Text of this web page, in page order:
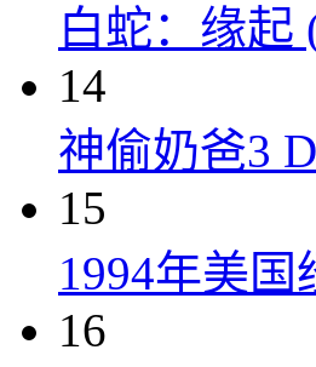
白蛇：缘起
14
神偷奶爸3
15
1994年美
16